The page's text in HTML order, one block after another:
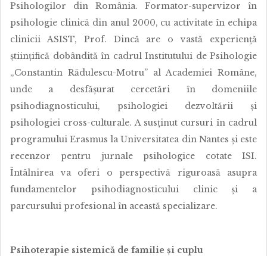
Psihologilor din România. Formator-supervizor în
psihologie clinică din anul 2000, cu activitate în echipa
clinicii ASIST, Prof. Dincă are o vastă experiență
științifică dobândită în cadrul Institutului de Psihologie
„Constantin Rădulescu-Motru” al Academiei Române,
unde a desfășurat cercetări în domeniile
psihodiagnosticului, psihologiei dezvoltării și
psihologiei cross-culturale. A susținut cursuri în cadrul
programului Erasmus la Universitatea din Nantes și este
recenzor pentru jurnale psihologice cotate ISI.
Întâlnirea va oferi o perspectivă riguroasă asupra
fundamentelor psihodiagnosticului clinic și a
parcursului profesional în această specializare.
Psihoterapie sistemică de familie și cuplu